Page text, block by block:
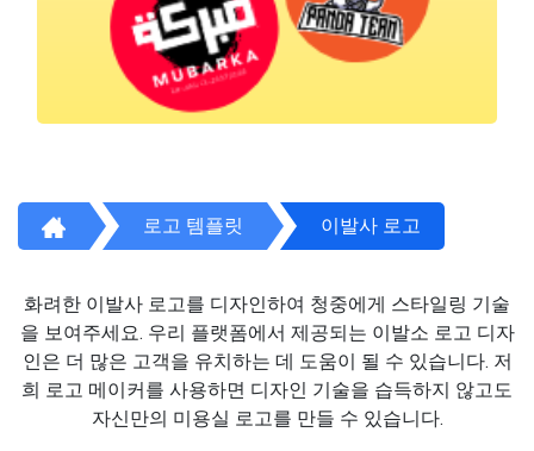
로고 템플릿 이발사 로고
화려한 이발사 로고를 디자인하여 청중에게 스타일링 기술
을 보여주세요. 우리 플랫폼에서 제공되는 이발소 로고 디자
인은 더 많은 고객을 유치하는 데 도움이 될 수 있습니다. 저
희 로고 메이커를 사용하면 디자인 기술을 습득하지 않고도
자신만의 미용실 로고를 만들 수 있습니다.